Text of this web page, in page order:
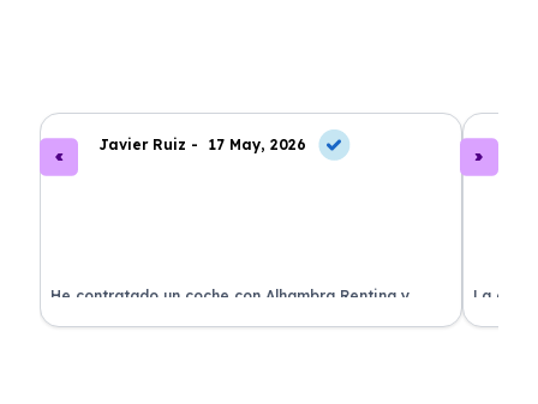
Javier Ruiz - 17 May, 2026
He contratado un coche con Alhambra Renting y
estoy impresionado. Todo ha sido transparente y sin
La